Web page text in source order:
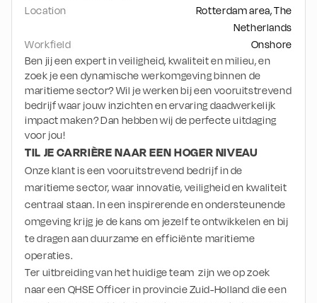
Location
Rotterdam area, The
Netherlands
Workfield
Onshore
Ben jij een expert in veiligheid, kwaliteit en milieu, en
zoek je een dynamische werkomgeving binnen de
maritieme sector? Wil je werken bij een vooruitstrevend
bedrijf waar jouw inzichten en ervaring daadwerkelijk
impact maken? Dan hebben wij de perfecte uitdaging
voor jou!
TIL JE CARRIÈRE NAAR EEN HOGER NIVEAU
Onze klant is een vooruitstrevend bedrijf in de
maritieme sector, waar innovatie, veiligheid en kwaliteit
centraal staan. In een inspirerende en ondersteunende
omgeving krijg je de kans om jezelf te ontwikkelen en bij
te dragen aan duurzame en efficiënte maritieme
operaties.
Ter uitbreiding van het huidige team  zijn we op zoek
naar een QHSE Officer in provincie Zuid-Holland die een